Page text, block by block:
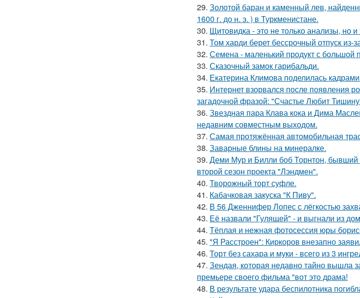
29. Золотой баран и каменный лев,
1600 г. до н. э. ) в Туркменистане.
30. Щитовидка - это не только анализы, но
31. Том харди берет бессрочный отпуск из-
32. Семена - маленький продукт с большой
33. Сказочный замок гарибальди.
34. Екатерина Климова поделилась
35. Интернет взорвался после появления
загадочной фразой: "Счастье Любит
36. Звездная пара Клава кока и Дима
недавним совместным выходом.
37. Самая протяжённая автомобильная
38. Заварные блины на минералке.
39. Деми Мур и Билли боб Торнтон, бывший
второй сезон проекта "Лэндмен".
40. Творожный торт суфле.
41. Кабачковая закуска "К Пиву".
42. В 56 Дженнифер Лопес с лёгкостью
43. Её назвали "Гулящей" - и выгнали из
44. Тёплая и нежная фотосессия юры
45. "Я Расстроен": Киркоров внезапно
46. Торт без сахара и муки - всего из 3
47. Зендая, которая недавно тайно вышла
премьере своего фильма "вот это драма!
48. В результате удара беспилотника